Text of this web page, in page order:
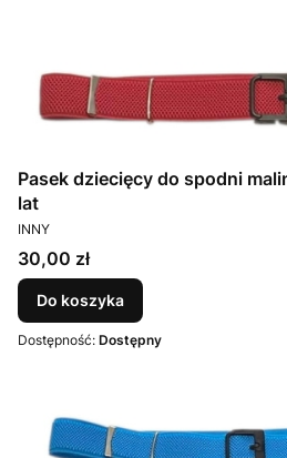
Pasek dziecięcy do spodni
lat
PRODUCENT
INNY
Cena
30,00 zł
Do koszyka
Dostępność: Dostępny